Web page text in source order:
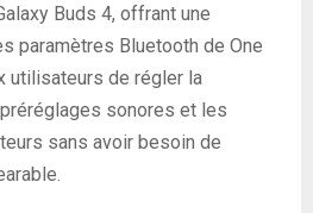
Buds 4, offrant une
paramètres Bluetooth de One
utilisateurs de régler la
sonores et les
sans avoir besoin de